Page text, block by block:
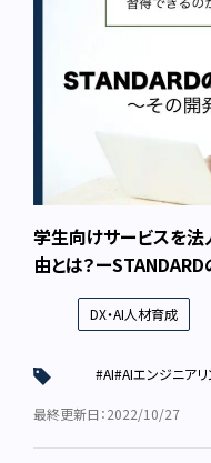
学生向けサービスを法
由とは？ー
DX・AI人材育成
#AI#AIエンジニア
最終更新日：2022/10/27